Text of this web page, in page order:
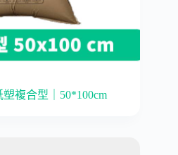
複合型｜50*100cm